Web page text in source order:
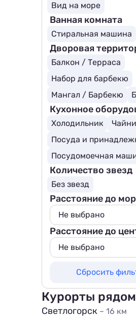
Вид на море
Ванная комната
Стиральная машина
Дворовая
Балкон / Терраса
Набор для барбекю
Мангал / Барбекю
Кухонное
Холодильник
Посуда и
Посудомоечная
Количество звезд
Без звезд
Расстояние до
Не выбрано
Не выбрано
500 м
1000 м
1500 м
Расстояние до
Не выбрано
1500 м
Сбросить
Курорты рядом
Светлогорск ~ 16 км